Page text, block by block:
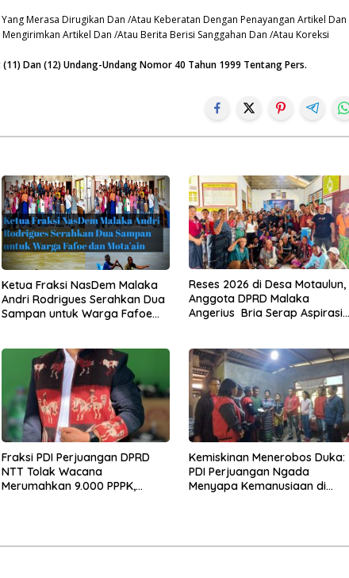
Merasa Dirugikan Dan /Atau Keberatan Dengan Penayangan Artikel Dan
Artikel Dan /Atau Berita Berisi Sanggahan Dan /Atau Koreksi
(11) Dan (12) Undang-Undang Nomor 40 Tahun 1999 Tentang Pers.
Ketua Fraksi NasDem Malaka
Andri Rodrigues Serahkan Dua
Sampan untuk Warga Fafoe
Reses 2026 di Desa Motaulun,
Anggota DPRD Malaka
Angerius Bria Serap Aspirasi
Fraksi PDI Perjuangan DPRD
NTT Tolak Wacana
Merumahkan 9.000 PPPK,
Kemiskinan Menerobos Duka:
PDI Perjuangan Ngada
Menyapa Kemanusiaan di